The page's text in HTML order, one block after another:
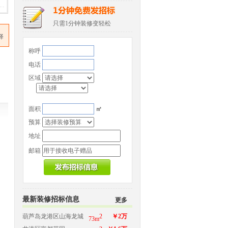
只需1分钟装修变轻松
称呼
电话
区域
面积
㎡
预算
地址
邮箱
最新装修招标信息 更多
葫芦岛龙港区山海龙城 73m2
￥2万